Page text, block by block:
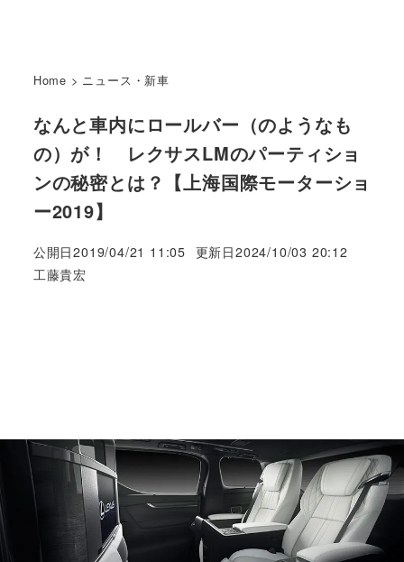
Home > ニュース・新車
なんと車内にロールバー（のようなも
の）が！ レクサスLMのパーティショ
ンの秘密とは？【上海国際モーターショ
ー2019】
公開日2019/04/21 11:05 更新日2024/10/03 20:12
著
工藤貴宏